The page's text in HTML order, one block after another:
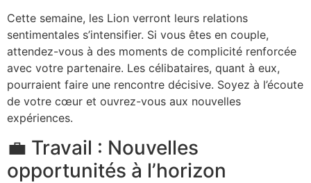
Cette semaine, les Lion verront leurs relations
sentimentales s’intensifier. Si vous êtes en couple,
attendez-vous à des moments de complicité renforcée
avec votre partenaire. Les célibataires, quant à eux,
pourraient faire une rencontre décisive. Soyez à l’écoute
de votre cœur et ouvrez-vous aux nouvelles
expériences.
💼 Travail : Nouvelles
opportunités à l’horizon